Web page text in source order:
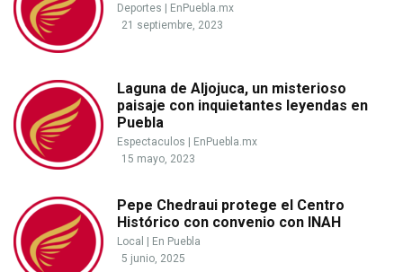
Deportes | EnPuebla.mx
21 septiembre, 2023
Laguna de Aljojuca, un misterioso
paisaje con inquietantes leyendas en
Puebla
Espectaculos | EnPuebla.mx
15 mayo, 2023
Pepe Chedraui protege el Centro
Histórico con convenio con INAH
Local | En Puebla
5 junio, 2025